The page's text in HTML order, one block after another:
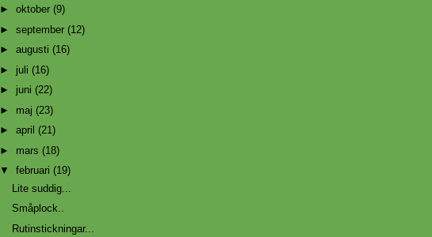
► oktober (9)
► september (12)
► augusti (16)
► juli (16)
► juni (22)
► maj (23)
► april (21)
► mars (18)
▼ februari (19)
Lite suddig...
Småplock..
Rutinstickningar...